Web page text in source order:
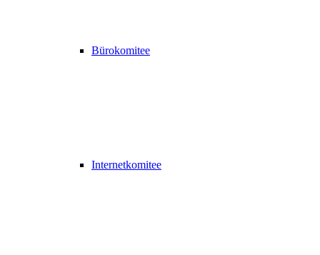
Bürokomitee
Internetkomitee